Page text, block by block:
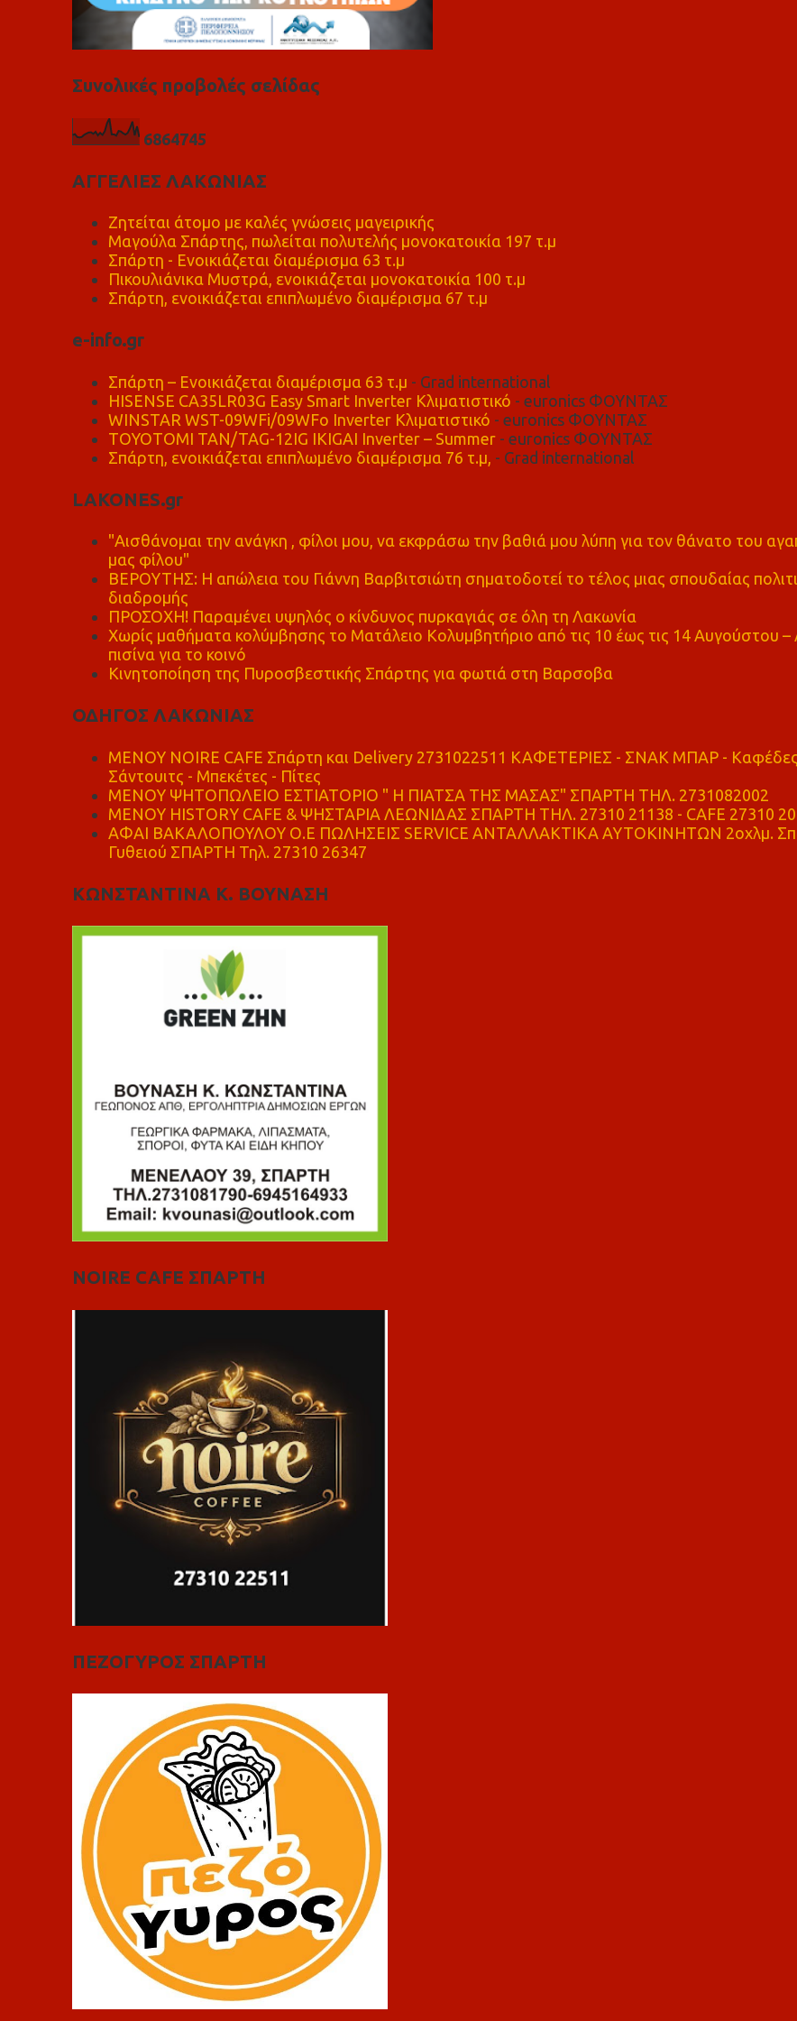
Συνολικές προβολές σελίδας
6864745
ΑΓΓΕΛΙΕΣ ΛΑΚΩΝΙΑΣ
Ζητείται άτομο με καλές γνώσεις μαγειρικής
Μαγούλα Σπάρτης, πωλείται πολυτελής μονοκατοικία 197 τ.μ
Σπάρτη - Ενοικιάζεται διαμέρισμα 63 τ.μ
Πικουλιάνικα Μυστρά, ενοικιάζεται μονοκατοικία 100 τ.μ
Σπάρτη, ενοικιάζεται επιπλωμένο διαμέρισμα 67 τ.μ
e-info.gr
Σπάρτη – Ενοικιάζεται διαμέρισμα 63 τ.μ - Grad international
HISENSE CA35LR03G Easy Smart Inverter Κλιματιστικό - euronics ΦΟΥΝΤΑΣ
WINSTAR WST-09WFi/09WFo Inverter Κλιματιστικό - euronics ΦΟΥΝΤΑΣ
TOYOTOMI TAN/TAG-12IG IKIGAI Inverter – Summer- euronics ΦΟΥΝΤΑΣ
Σπάρτη, ενοικιάζεται επιπλωμένο διαμέρισμα 76 τ.μ, - Grad international
LAKONES.gr
"Αισθάνομαι την ανάγκη , φίλοι μου, να εκφράσω την βαθιά μου λύπη για τον θάνατο του
μας φίλου"
ΒΕΡΟΥΤΗΣ: Η απώλεια του Γιάννη Βαρβιτσιώτη σηματοδοτεί το τέλος μιας σπουδαίας
διαδρομής
ΠΡΟΣΟΧΗ! Παραμένει υψηλός ο κίνδυνος πυρκαγιάς σε όλη τη Λακωνία
Χωρίς μαθήματα κολύμβησης το Ματάλειο Κολυμβητήριο από τις 10 έως τις 14 Αυγούστου –
πισίνα για το κοινό
Κινητοποίηση της Πυροσβεστικής Σπάρτης για φωτιά στη Βαρσοβα
ΟΔΗΓΟΣ ΛΑΚΩΝΙΑΣ
MENOY NOIRE CAFE Σπάρτη και Delivery 2731022511 ΚΑΦΕΤΕΡΙΕΣ - ΣΝΑΚ ΜΠΑΡ -
Σάντουιτς - Μπεκέτες - Πίτες
ΜΕΝΟΥ ΨΗΤΟΠΩΛΕΙΟ ΕΣΤΙΑΤΟΡΙΟ " Η ΠΙΑΤΣΑ ΤΗΣ ΜΑΣΑΣ" ΣΠΑΡΤΗ ΤΗΛ. 2731082002
ΜΕΝΟΥ HISTORY CAFE & ΨΗΣΤΑΡΙΑ ΛΕΩΝΙΔΑΣ ΣΠΑΡΤΗ ΤΗΛ. 27310 21138 - CAFE 27310
ΑΦΑΙ ΒΑΚΑΛΟΠΟΥΛΟΥ Ο.Ε ΠΩΛΗΣΕΙΣ SERVICE ΑΝΤΑΛΛΑΚΤΙΚΑ ΑΥΤΟΚΙΝΗΤΩΝ 2οχλμ.
Γυθειού ΣΠΑΡΤΗ Τηλ. 27310 26347
ΚΩΝΣΤΑΝΤΙΝΑ Κ. ΒΟΥΝΑΣΗ
NOIRE CAFE ΣΠΑΡΤΗ
ΠΕΖΟΓΥΡΟΣ ΣΠΑΡΤΗ